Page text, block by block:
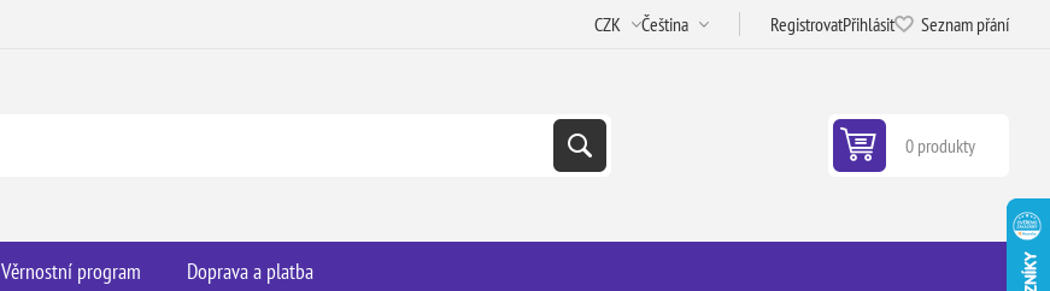
RegistrovatPřihlásit Seznam přání
0 produkty
Věrnostní program Doprava a platba